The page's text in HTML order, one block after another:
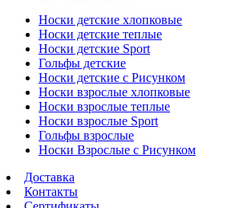
Носки детские хлопковые
Носки детские теплые
Носки детские Sport
Гольфы детские
Носки детские с Рисунком
Носки взрослые хлопковые
Носки взрослые теплые
Носки взрослые Sport
Гольфы взрослые
Носки Взрослые с Рисунком
Доставка
Контакты